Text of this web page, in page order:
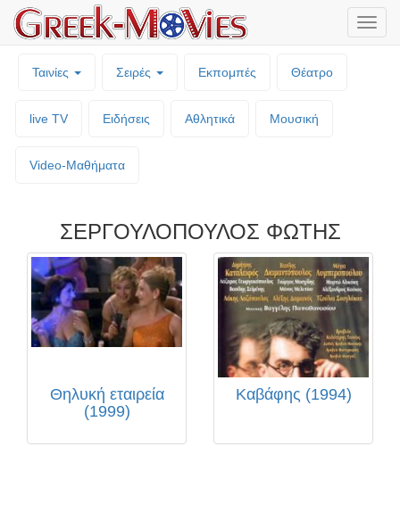
Ταινίες Σειρές Εκπομπές Θέατρο
live TV Ειδήσεις Αθλητικά Μουσική
Video-Mαθήματα
ΣΕΡΓΟΥΛΟΠΟΥΛΟΣ ΦΩΤΗΣ
Θηλυκή εταιρεία
(1999)
Καβάφης (1994)